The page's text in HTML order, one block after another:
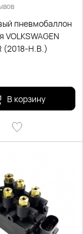
пневмобаллон
VOLKSWAGEN
(2018-Н.В.)
В корзину